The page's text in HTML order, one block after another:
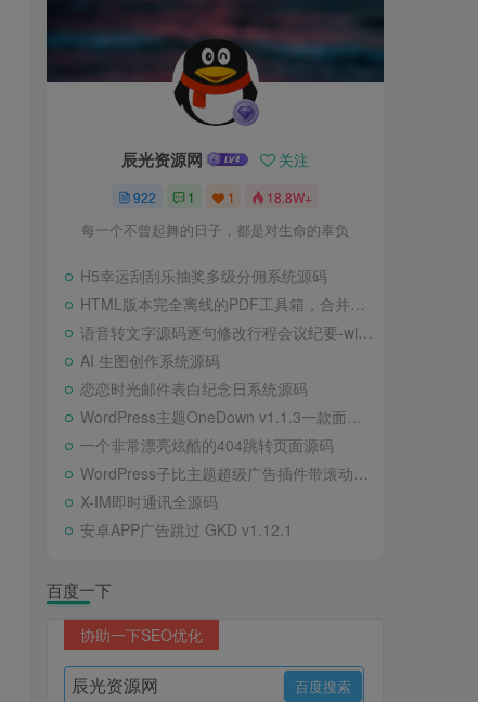
辰光资源网 关注
922 1 1 18.8W+
每一个不曾起舞的日子，都是对生命的辜负
H5幸运刮刮乐抽奖多级分佣系统源码
HTML版本完全离线的PDF工具箱，合并、拆分、旋转、删除、PDF转图片、图片转PDF
语音转文字源码逐句修改行程会议纪要-wisper版本
AI 生图创作系统源码
恋恋时光邮件表白纪念日系统源码
WordPress主题OneDown v1.1.3一款面向个人站长的资源下载、技术教程、内容资讯类站点的 WordPress 主题
一个非常漂亮炫酷的404跳转页面源码
WordPress子比主题超级广告插件带滚动公告
X-IM即时通讯全源码
安卓APP广告跳过 GKD v1.12.1
百度一下
协助一下SEO优化